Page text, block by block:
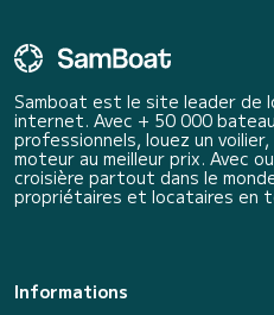
Samboat est le site leader de
internet. Avec + 50 000
professionnels, louez un
moteur au meilleur prix. Avec
croisière partout dans le
propriétaires et locataires en
Informations